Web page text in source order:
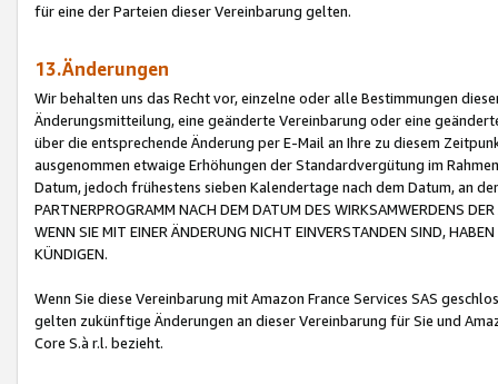
für eine der Parteien dieser Vereinbarung gelten.
13.Änderungen
Wir behalten uns das Recht vor, einzelne oder alle Bestimmungen
Änderungsmitteilung, eine geänderte Vereinbarung oder eine
über die entsprechende Änderung per E-Mail an Ihre zu diesem
ausgenommen etwaige Erhöhungen der Standardvergütung im
Datum, jedoch frühestens sieben Kalendertage nach dem Datum, an
PARTNERPROGRAMM NACH DEM DATUM DES WIRKSAMWERDENS
WENN SIE MIT EINER ÄNDERUNG NICHT EINVERSTANDEN SIND,
KÜNDIGEN.
Wenn Sie diese Vereinbarung mit Amazon France Services SAS
gelten zukünftige Änderungen an dieser Vereinbarung für Sie und
Core S.à r.l. bezieht.